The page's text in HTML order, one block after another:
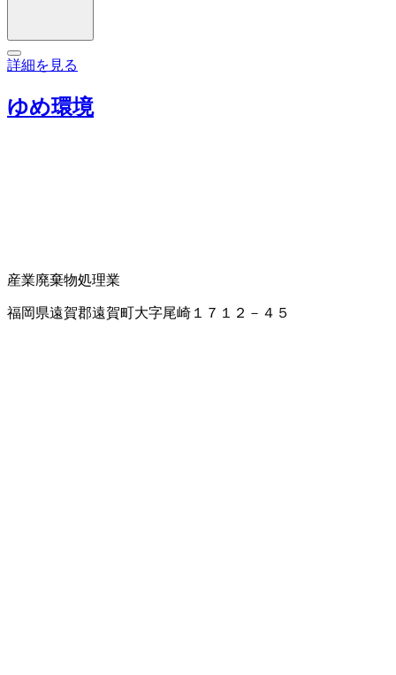
詳細を見る
ゆめ環境
産業廃棄物処理業
福岡県遠賀郡遠賀町大字尾崎１７１２－４５